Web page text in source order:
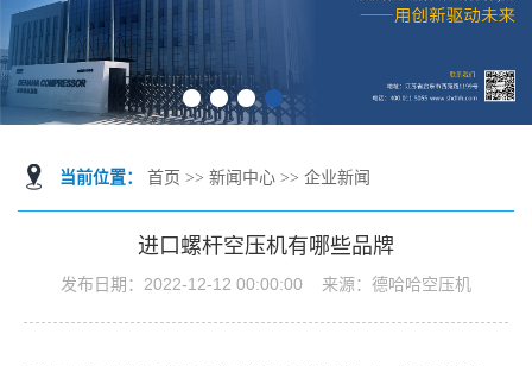
当前位置： 首页 >> 新闻中心 >> 企业新闻
进口螺杆空压机有哪些品牌
发布日期： 2022-12-12 00:00:00 来源： 德哈哈空压机